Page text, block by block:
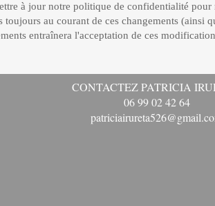
à jour notre politique de confidentialité pour
au courant de ces changements
entraînera l'acceptation de ces
CONTACTEZ PATRICIA
06 99 02 42 64